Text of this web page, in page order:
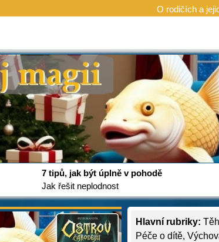
O rodičích a
7 tipů, jak být úplně v pohodě
Jak řešit neplodnost
Hlavní rubriky:
Péče o dítě,